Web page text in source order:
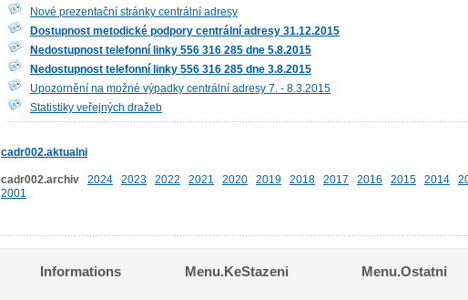
Nové prezentační stránky centrální adresy
Dostupnost metodické podpory centrální adresy 31.12.2015
Nedostupnost telefonní linky 556 316 285 dne 5.8.2015
Nedostupnost telefonní linky 556 316 285 dne 3.8.2015
Upozornění na možné výpadky centrální adresy 7. - 8.3.2015
Statistiky veřejných dražeb
cadr002.aktualni
cadr002.archiv 2024 2023 2022 2021 2020 2019 2018 2017 2016 2015 2014
2001
Informations Menu.KeStazeni Menu.Ostatni